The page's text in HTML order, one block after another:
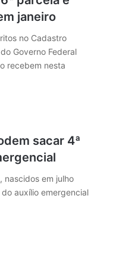
janeiro
no Cadastro
Governo Federal
recebem nesta
sacar 4ª
nascidos em julho
auxílio emergencial